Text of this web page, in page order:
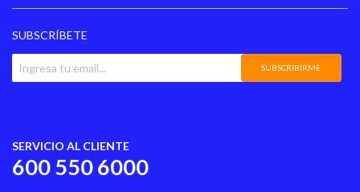
SUBSCRÍBETE
SUBSCRIBIRME
SERVICIO AL CLIENTE
600 550 6000